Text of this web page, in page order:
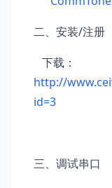
二、安装/注册
下载：
http://
id=3
三、调试串口